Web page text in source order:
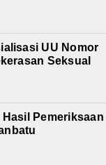
UU Nomor
Seksual
Pemeriksaan